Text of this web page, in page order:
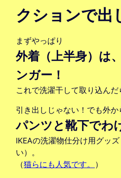
クションで出
まずやっぱり
外着（上半身）は
ンガー！
これで洗濯干して取り込んだ
引き出しじゃない！でも外か
パンツと靴下でわ
IKEAの洗濯物仕分け用グッ
い）。
（猫らにも人気です。 ）